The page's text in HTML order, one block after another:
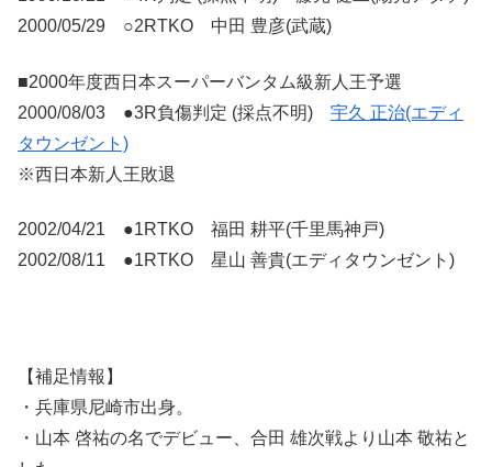
2000/05/29 ○2RTKO 中田 豊彦(武蔵)
■2000年度西日本スーパーバンタム級新人王予選
2000/08/03 ●3R負傷判定 (採点不明) 宇久 正治(エディ
タウンゼント)
※西日本新人王敗退
2002/04/21 ●1RTKO 福田 耕平(千里馬神戸)
2002/08/11 ●1RTKO 星山 善貴(エディタウンゼント)
【補足情報】
・兵庫県尼崎市出身。
・山本 啓祐の名でデビュー、合田 雄次戦より山本 敬祐と